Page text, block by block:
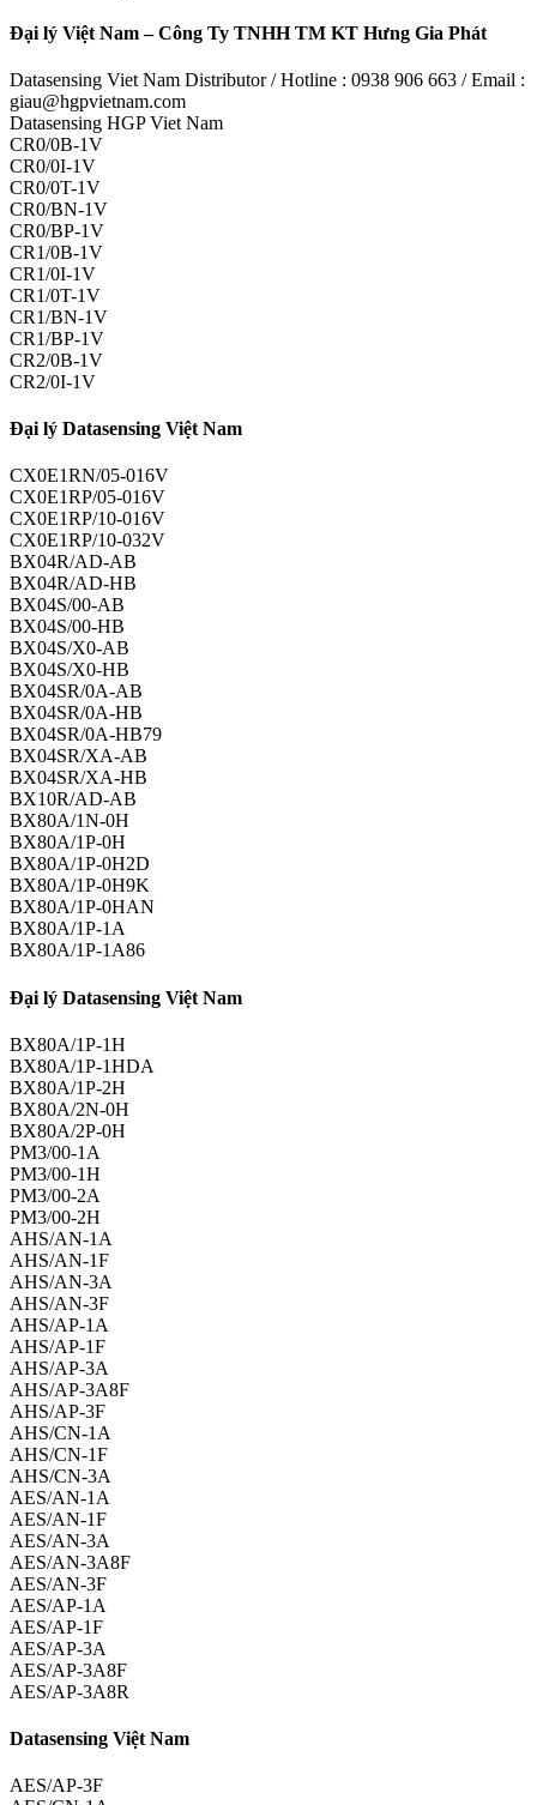
Đại lý Việt Nam – Công Ty TNHH TM KT Hưng Gia Phát
Datasensing Viet Nam Distributor / Hotline : 0938 906 663 / Email :
giau@hgpvietnam.com
Datasensing HGP Viet Nam
CR0/0B-1V
CR0/0I-1V
CR0/0T-1V
CR0/BN-1V
CR0/BP-1V
CR1/0B-1V
CR1/0I-1V
CR1/0T-1V
CR1/BN-1V
CR1/BP-1V
CR2/0B-1V
CR2/0I-1V
Đại lý Datasensing Việt Nam
CX0E1RN/05-016V
CX0E1RP/05-016V
CX0E1RP/10-016V
CX0E1RP/10-032V
BX04R/AD-AB
BX04R/AD-HB
BX04S/00-AB
BX04S/00-HB
BX04S/X0-AB
BX04S/X0-HB
BX04SR/0A-AB
BX04SR/0A-HB
BX04SR/0A-HB79
BX04SR/XA-AB
BX04SR/XA-HB
BX10R/AD-AB
BX80A/1N-0H
BX80A/1P-0H
BX80A/1P-0H2D
BX80A/1P-0H9K
BX80A/1P-0HAN
BX80A/1P-1A
BX80A/1P-1A86
Đại lý Datasensing Việt Nam
BX80A/1P-1H
BX80A/1P-1HDA
BX80A/1P-2H
BX80A/2N-0H
BX80A/2P-0H
PM3/00-1A
PM3/00-1H
PM3/00-2A
PM3/00-2H
AHS/AN-1A
AHS/AN-1F
AHS/AN-3A
AHS/AN-3F
AHS/AP-1A
AHS/AP-1F
AHS/AP-3A
AHS/AP-3A8F
AHS/AP-3F
AHS/CN-1A
AHS/CN-1F
AHS/CN-3A
AES/AN-1A
AES/AN-1F
AES/AN-3A
AES/AN-3A8F
AES/AN-3F
AES/AP-1A
AES/AP-1F
AES/AP-3A
AES/AP-3A8F
AES/AP-3A8R
Datasensing Việt Nam
AES/AP-3F